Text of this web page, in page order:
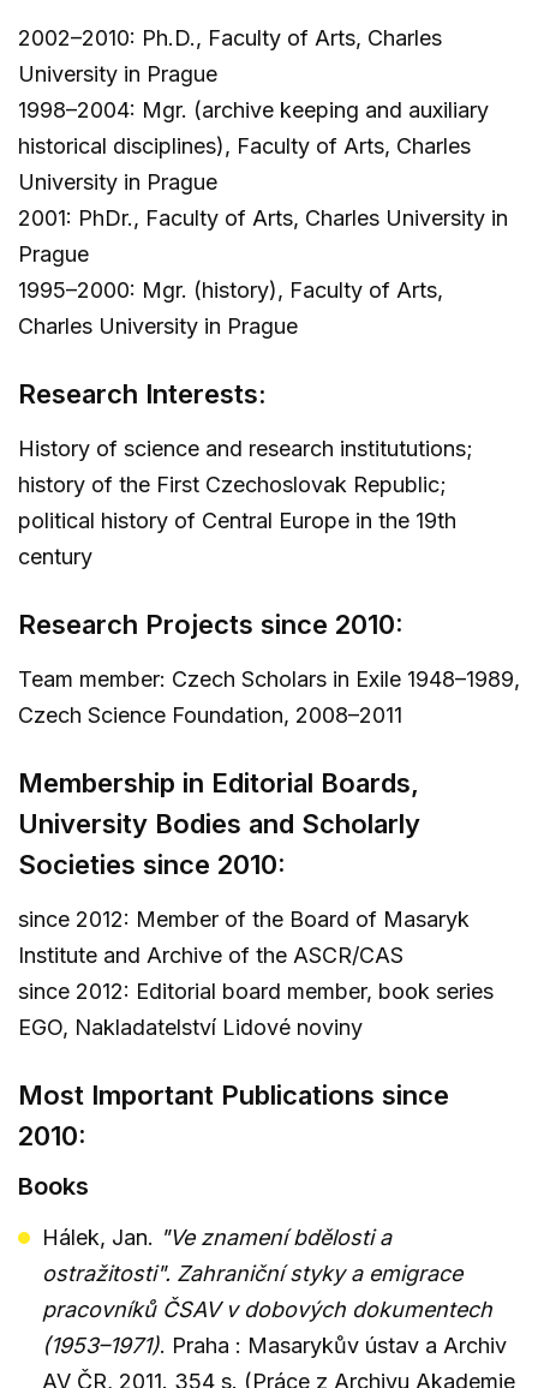
2002–2010: Ph.D., Faculty of Arts, Charles
University in Prague
1998–2004: Mgr. (archive keeping and auxiliary
historical disciplines), Faculty of Arts, Charles
University in Prague
2001: PhDr., Faculty of Arts, Charles University in
Prague
1995–2000: Mgr. (history), Faculty of Arts,
Charles University in Prague
Research Interests:
History of science and research institututions;
history of the First Czechoslovak Republic;
political history of Central Europe in the 19th
century
Research Projects since 2010:
Team member: Czech Scholars in Exile 1948–1989,
Czech Science Foundation, 2008–2011
Membership in Editorial Boards,
University Bodies and Scholarly
Societies since 2010:
since 2012: Member of the Board of Masaryk
Institute and Archive of the ASCR/CAS
since 2012: Editorial board member, book series
EGO, Nakladatelství Lidové noviny
Most Important Publications since
2010:
Books
Hálek, Jan. "Ve znamení bdělosti a
ostražitosti". Zahraniční styky a emigrace
pracovníků ČSAV v dobových dokumentech
(1953–1971). Praha : Masarykův ústav a Archiv
AV ČR, 2011. 354 s. (Práce z Archivu Akademie